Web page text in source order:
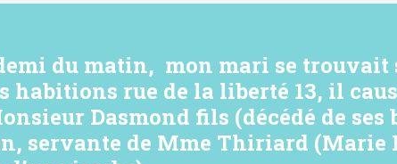
du matin, mon mari se
habitions rue de la liberté 13, il
Dasmond fils (décédé de ses
servante de Mme Thiriard (Marie